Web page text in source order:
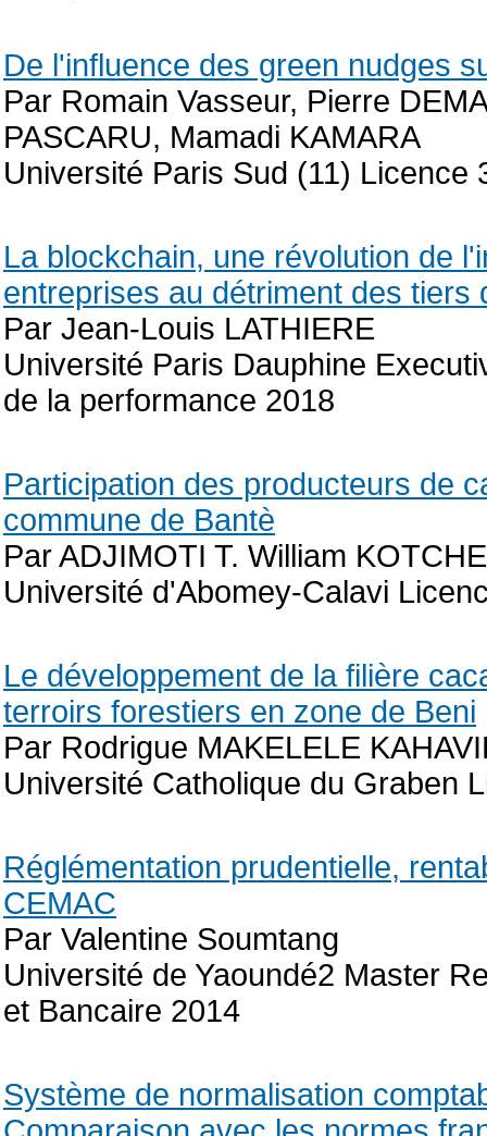
De l'influence des green nudges
Par Romain Vasseur, Pierre
PASCARU, Mamadi KAMARA
Université Paris Sud (11) Licence
La blockchain, une révolution de
entreprises au détriment des tiers
Par Jean-Louis LATHIERE
Université Paris Dauphine
de la performance 2018
Participation des producteurs de
commune de Bantè
Par ADJIMOTI T. William
Université d'Abomey-Calavi
Le développement de la filière
terroirs forestiers en zone de Beni
Par Rodrigue MAKELELE
Université Catholique du Graben
Réglémentation prudentielle,
CEMAC
Par Valentine Soumtang
Université de Yaoundé2 Master
et Bancaire 2014
Système de normalisation